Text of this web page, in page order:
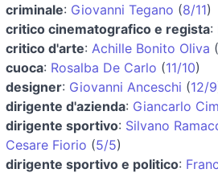
criminale: Giovanni Tegano (8/11)
critico cinematografico e regista:
critico d'arte: Achille Bonito Oliva (
cuoca: Rosalba De Carlo (11/10)
designer: Giovanni Anceschi (12/9
dirigente d'azienda: Giancarlo
dirigente sportivo: Silvano
Cesare Fiorio (5/5)
dirigente sportivo e politico: